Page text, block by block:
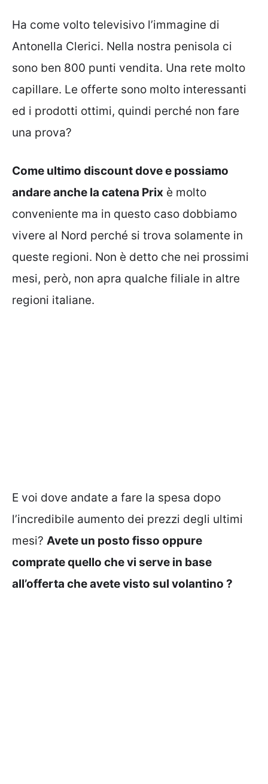
Ha come volto televisivo l’immagine di
Antonella Clerici. Nella nostra penisola ci
sono ben 800 punti vendita. Una rete molto
capillare. Le offerte sono molto interessanti
ed i prodotti ottimi, quindi perché non fare
una prova?
Come ultimo discount dove e possiamo
andare anche la catena Prix è molto
conveniente ma in questo caso dobbiamo
vivere al Nord perché si trova solamente in
queste regioni. Non è detto che nei prossimi
mesi, però, non apra qualche filiale in altre
regioni italiane.
E voi dove andate a fare la spesa dopo
l’incredibile aumento dei prezzi degli ultimi
mesi? Avete un posto fisso oppure
comprate quello che vi serve in base
all’offerta che avete visto sul volantino ?